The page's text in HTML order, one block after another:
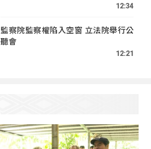
12:34
監察院監察權陷入空窗 立法院舉行公
聽會
12:21